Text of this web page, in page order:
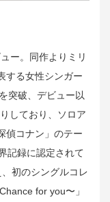
ー。同作よりミリ
する女性シンガー
突破、デビュー以
しており、ソロア
偵コナン」のテー
記録に認定されて
初のシングルコレ
for you〜」